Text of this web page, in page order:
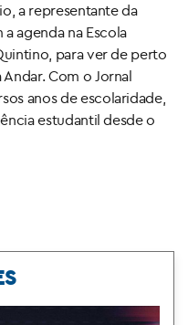
a representante da
agenda na Escola
para ver de perto
Com o Jornal
anos de escolaridade,
estudantil desde o